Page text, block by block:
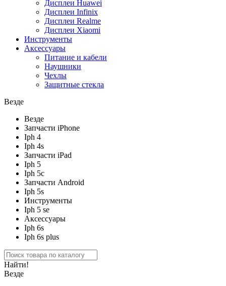
Дисплеи Huawei
Дисплеи Infinix
Дисплеи Realme
Дисплеи Xiaomi
Инструменты
Аксессуары
Питание и кабели
Наушники
Чехлы
Защитные стекла
Везде
Везде
Запчасти iPhone
Iph 4
Iph 4s
Запчасти iPad
Iph 5
Iph 5c
Запчасти Android
Iph 5s
Инструменты
Iph 5 se
Аксессуары
Iph 6s
Iph 6s plus
Найти!
Везде